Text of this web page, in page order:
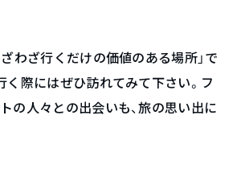
ざわざ行くだけの価値のある場所」で
く際にはぜひ訪れてみて下さい。フ
の人々との出会いも、旅の思い出に